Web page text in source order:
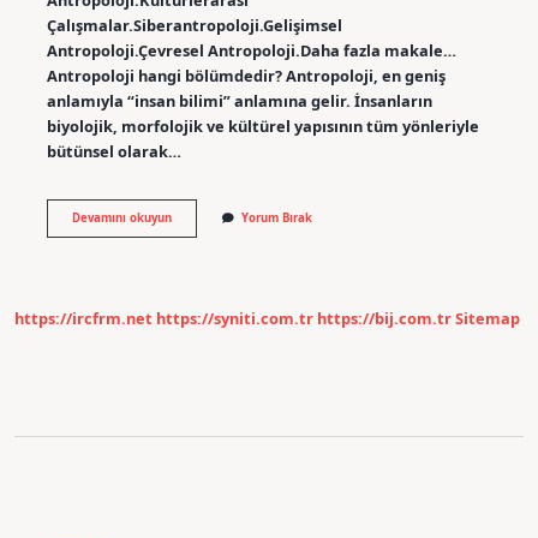
Çalışmalar.Siberantropoloji.Gelişimsel
Antropoloji.Çevresel Antropoloji.Daha fazla makale…
Antropoloji hangi bölümdedir? Antropoloji, en geniş
anlamıyla “insan bilimi” anlamına gelir. İnsanların
biyolojik, morfolojik ve kültürel yapısının tüm yönleriyle
bütünsel olarak…
Devamını okuyunAntropoloji
Ne
Yorum Bırak
https://ircfrm.net https://syniti.com.tr https://bij.com.trSitemap